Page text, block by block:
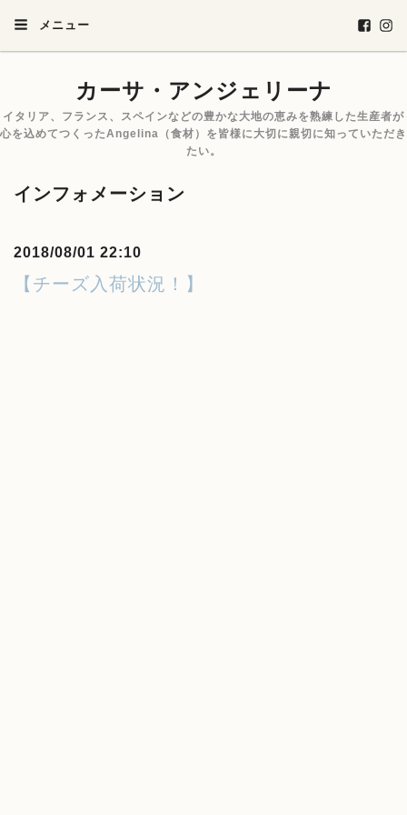
メニュー
カーサ・アンジェリーナ
イタリア、フランス、スペインなどの豊かな大地の恵みを熟練した生産者が
心を込めてつくったAngelina（食材）を皆様に大切に親切に知っていただき
たい。
インフォメーション
2018/08/01 22:10
【チーズ入荷状況！】